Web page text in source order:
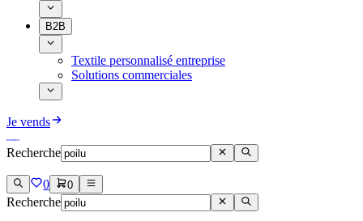
B2B
Textile personnalisé entreprise
Solutions commerciales
Je vends
Recherche
0 0
Recherche